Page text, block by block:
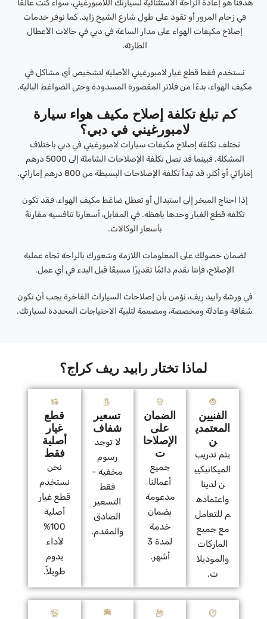
هدفنا هو إعادة الراحة الاستثنائية لسيارتك اللامبورغيني، سواء كنت عالقًا
في زحام المرور أو تقود على طول شارع الشيخ زايد. كما نوفر خدمات
إصلاح مكيفات الهواء على مدار الساعة في دبي في حالات الأعطال
الطارئة.
نستخدم فقط قطع غيار لامبورغيني الأصلية لتشخيص أي مشاكل في
مكيف الهواء، بدءًا من فلاتر المقصورة المسدودة وحتى الضواغط البالية.
كم تبلغ تكلفة إصلاح مكيف هواء سيارة
لامبورغيني في دبي؟
تختلف تكلفة إصلاح مكيفات سيارات لامبورغيني في دبي باختلاف
المشكلة. فبينما قد تصل تكلفة الإصلاحات الشاملة إلى 5000 درهم
إماراتي أو أكثر، قد تبدأ تكلفة الإصلاحات البسيطة من 800 درهم إماراتي.
إذا احتاج المبخر إلى استبدال أو تعطل ضاغط مكيف الهواء، فقد تكون
تكلفة قطع الغيار وحدها باهظة. في المقابل، أسعارنا تنافسية مقارنةً
بأسعار الوكالات.
لضمان حصولك على المعلومات اللازمة وشعورك بالراحة تجاه عملية
الإصلاح، فإننا نقدم دائمًا تقديرًا مسبقًا قبل البدء في أي عمل.
في ورشة رابيد ريف، نؤمن بأن إصلاحات السيارات الفاخرة يجب أن تكون
شفافة وعادلة ومخصصة، ومصممة لتلبية الاحتياجات المحددة لسيارتك.
لماذا تختار رابيد ريف كراج؟
الفنيين
المعتمدي
ن
يتم تدريب
الميكانيكيي
ن لدينا
واعتماده
م للتعامل
مع جميع
الماركات
والموديلا
ت.
الضمان
على
الإصلاحا
ت
جميع
أعمالنا
مدعومة
بضمان
خدمة
لمدة 3
أشهر.
تسعير
شفاف
لا توجد
رسوم
مخفية -
فقط
التسعير
الصادق
والمقدم.
قطع
غيار
أصلية
فقط
نحن
نستخدم
قطع غيار
أصلية
100%
لأداء
يدوم
طويلاً.